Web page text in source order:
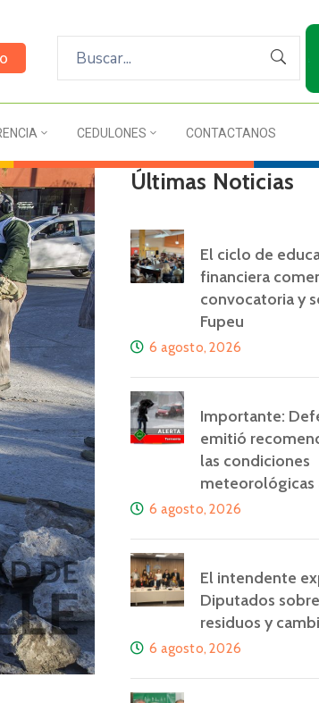
CEDULONES CONTACTANOS
Últimas Noticias
El ciclo de
financiera
convocatoria y
Fupeu
6 agosto, 2026
Importante:
emitió
las condiciones
meteorológicas
6 agosto, 2026
El intendente
Diputados
residuos y
6 agosto, 2026